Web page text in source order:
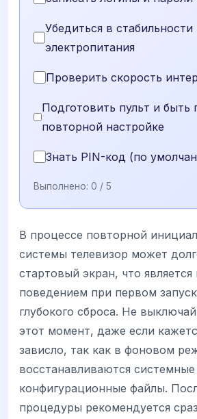
Убедиться в стабильности
электропитания
Проверить скорость
Подготовить пульт и быть
повторной настройке
Знать PIN-код (по
Выполнено: 0 / 5
В процессе повторной
системы телевизор может
стартовый экран, что
поведением при первом
глубокого сброса. Не
этот момент, даже если
зависло, так как в фоновом
восстанавливаются
конфигурационные файлы.
процедуры рекомендуется